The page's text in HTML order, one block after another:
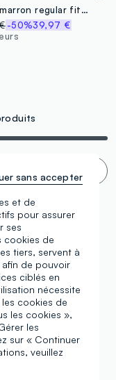
Parka marron regular fit avec zip intégral et capuche
-50%39,97 €
et de
pour assurer
ses
cookies de
tiers, servent à
de pouvoir
ciblés en
nécessite
cookies de
les cookies »,
les
sur « Continuer
veuillez
sans accepter